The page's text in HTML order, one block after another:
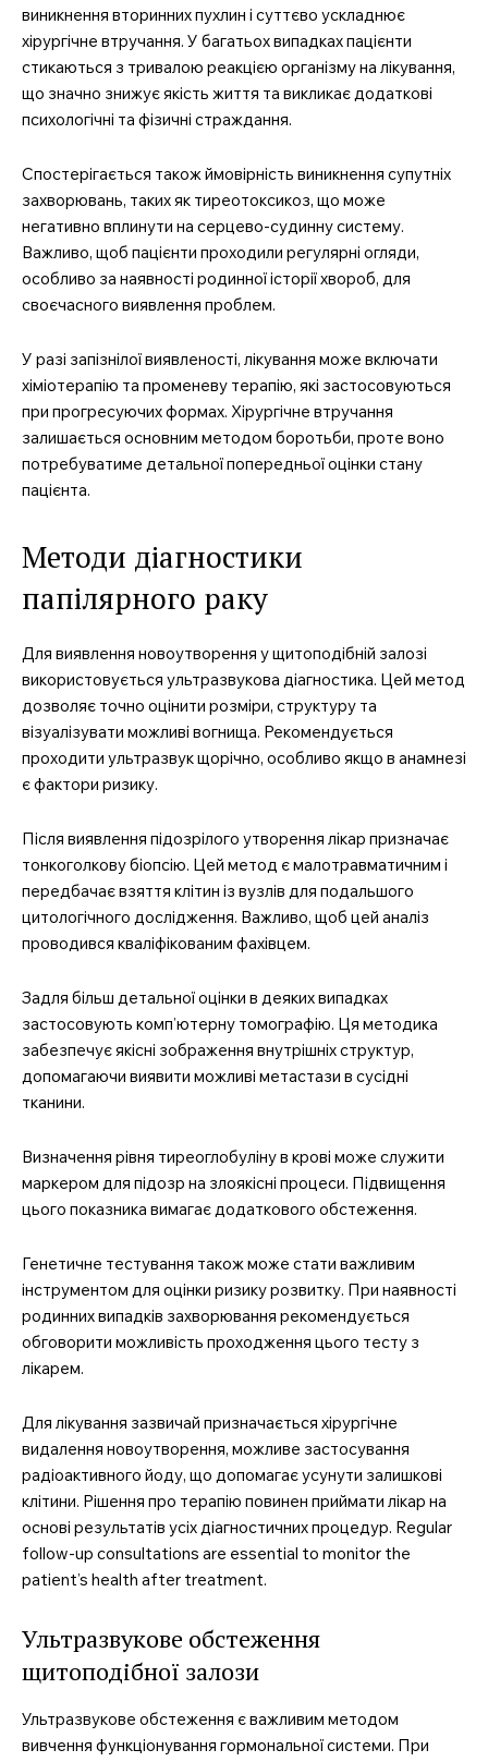
виникнення вторинних пухлин і суттєво ускладнює
хірургічне втручання. У багатьох випадках пацієнти
стикаються з тривалою реакцією організму на лікування,
що значно знижує якість життя та викликає додаткові
психологічні та фізичні страждання.
Спостерігається також ймовірність виникнення супутніх
захворювань, таких як тиреотоксикоз, що може
негативно вплинути на серцево-судинну систему.
Важливо, щоб пацієнти проходили регулярні огляди,
особливо за наявності родинної історії хвороб, для
своєчасного виявлення проблем.
У разі запізнілої виявленості, лікування може включати
хіміотерапію та променеву терапію, які застосовуються
при прогресуючих формах. Хірургічне втручання
залишається основним методом боротьби, проте воно
потребуватиме детальної попередньої оцінки стану
пацієнта.
Методи діагностики
папілярного раку
Для виявлення новоутворення у щитоподібній залозі
використовується ультразвукова діагностика. Цей метод
дозволяє точно оцінити розміри, структуру та
візуалізувати можливі вогнища. Рекомендується
проходити ультразвук щорічно, особливо якщо в анамнезі
є фактори ризику.
Після виявлення підозрілого утворення лікар призначає
тонкоголкову біопсію. Цей метод є малотравматичним і
передбачає взяття клітин із вузлів для подальшого
цитологічного дослідження. Важливо, щоб цей аналіз
проводився кваліфікованим фахівцем.
Задля більш детальної оцінки в деяких випадках
застосовують комп’ютерну томографію. Ця методика
забезпечує якісні зображення внутрішніх структур,
допомагаючи виявити можливі метастази в сусідні
тканини.
Визначення рівня тиреоглобуліну в крові може служити
маркером для підозр на злоякісні процеси. Підвищення
цього показника вимагає додаткового обстеження.
Генетичне тестування також може стати важливим
інструментом для оцінки ризику розвитку. При наявності
родинних випадків захворювання рекомендується
обговорити можливість проходження цього тесту з
лікарем.
Для лікування зазвичай призначається хірургічне
видалення новоутворення, можливе застосування
радіоактивного йоду, що допомагає усунути залишкові
клітини. Рішення про терапію повинен приймати лікар на
основі результатів усіх діагностичних процедур. Regular
follow-up consultations are essential to monitor the
patient’s health after treatment.
Ультразвукове обстеження
щитоподібної залози
Ультразвукове обстеження є важливим методом
вивчення функціонування гормональної системи. При